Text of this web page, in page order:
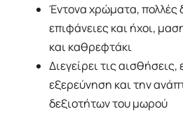
Έντονα χρώματα, πολλές
επιφάνειες και ήχοι,
και καθρεφτάκι
Διεγείρει τις
εξερεύνηση και την
δεξιοτήτων του μωρού